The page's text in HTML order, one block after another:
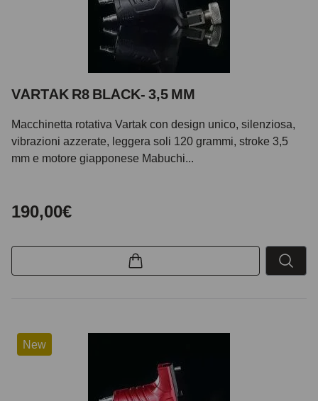
VARTAK R8 BLACK- 3,5 MM
Macchinetta rotativa Vartak con design unico, silenziosa,
vibrazioni azzerate, leggera soli 120 grammi, stroke 3,5
mm e motore giapponese Mabuchi...
190,00€
New